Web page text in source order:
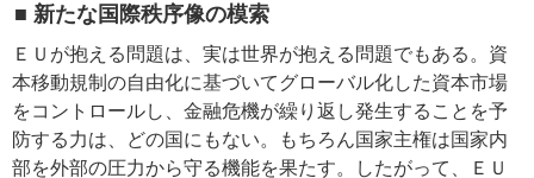
■ 新たな国際秩序像の模索
ＥＵが抱える問題は、実は世界が抱える問題でもある。資
本移動規制の自由化に基づいてグローバル化した資本市場
をコントロールし、金融危機が繰り返し発生することを予
防する力は、どの国にもない。もちろん国家主権は国家内
部を外部の圧力から守る機能を果たす。したがって、ＥＵ